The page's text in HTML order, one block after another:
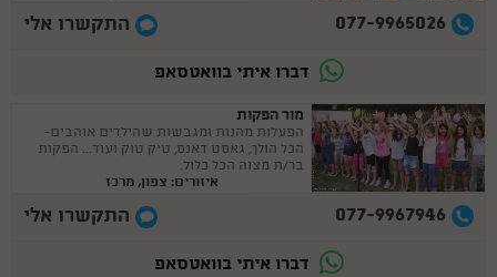
077-9965026 התקשרו אלי
דברו איתי בוואטסאפ
מור הפקות
הפעלות מהנות ומגבשות שהילדים אוהבים-
הכל הולך, גאסט דאנס, טיק טוק ועוד... הפקות
בר/ת מצוה הכל כלול.
איזורים: צפון, מרכז
077-9967946 התקשרו אלי
דברו איתי בוואטסאפ